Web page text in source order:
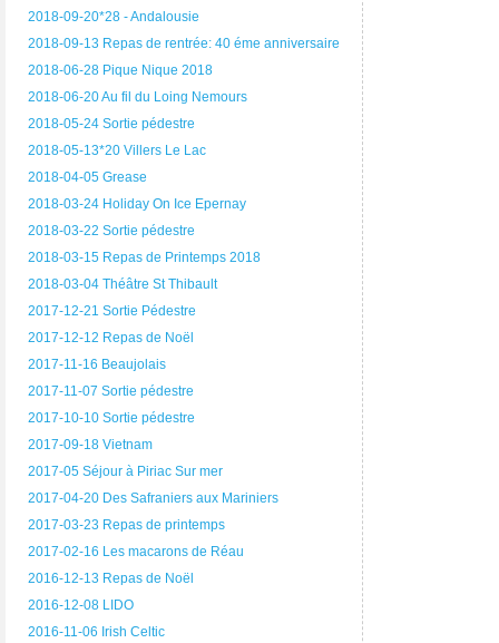
2018-09-20*28 - Andalousie
2018-09-13 Repas de rentrée: 40 éme anniversaire
2018-06-28 Pique Nique 2018
2018-06-20 Au fil du Loing Nemours
2018-05-24 Sortie pédestre
2018-05-13*20 Villers Le Lac
2018-04-05 Grease
2018-03-24 Holiday On Ice Epernay
2018-03-22 Sortie pédestre
2018-03-15 Repas de Printemps 2018
2018-03-04 Théâtre St Thibault
2017-12-21 Sortie Pédestre
2017-12-12 Repas de Noël
2017-11-16 Beaujolais
2017-11-07 Sortie pédestre
2017-10-10 Sortie pédestre
2017-09-18 Vietnam
2017-05 Séjour à Piriac Sur mer
2017-04-20 Des Safraniers aux Mariniers
2017-03-23 Repas de printemps
2017-02-16 Les macarons de Réau
2016-12-13 Repas de Noël
2016-12-08 LIDO
2016-11-06 Irish Celtic